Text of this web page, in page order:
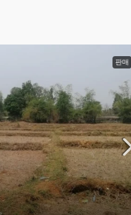
판매
$26,000/mo